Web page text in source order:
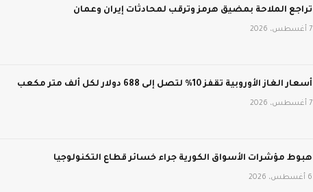
تراجع الملاحة بمضيق هرمز وترقب لمحادثات إيران وعمان
7 أغسطس، 2026
أسعار الغاز الأوروبية تقفز 10% لتصل إلى 688 دولار لكل ألف متر مكعب
7 أغسطس، 2026
هبوط مؤشرات الأسواق الكورية جراء خسائر قطاع التكنولوجيا
6 أغسطس، 2026